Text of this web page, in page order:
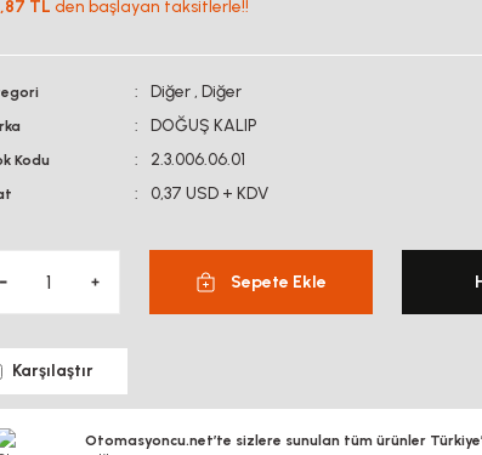
TL den başlayan taksitlerle!!
Diğer , Diğer
DOĞUŞ KALIP
Kodu 2.3.006.06.01
0,37 USD + KDV
Sepete Ekle
Karşılaştır
Otomasyoncu.net’te sizlere sunulan tüm ürünler